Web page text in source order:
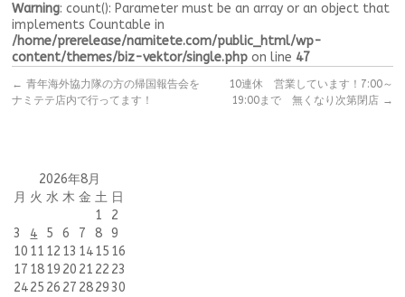
Warning: count(): Parameter must be an array or an object that
implements Countable in
/home/prerelease/namitete.com/public_html/wp-
content/themes/biz-vektor/single.php on line 47
← 青年海外協力隊の方の帰国報告会を
ナミテテ店内で行ってます！
10連休 営業しています！7:00～
19:00まで 無くなり次第閉店 →
2026年8月
月 火 水 木 金 土 日
1
2
3
4 5 6 7 8
9
10 11 12 13 1415 16
17 1819 20 21 22 23
2425 26 27 2829 30